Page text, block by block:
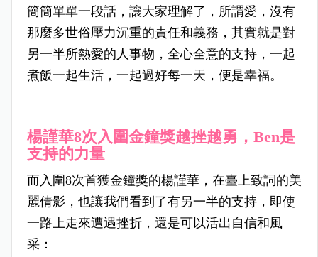
簡簡單單一段話，讓大家理解了，所謂愛，沒有
那麼多世俗壓力沉重的責任和義務，其實就是對
另一半所熱愛的人事物，全心全意的支持，一起
煮飯一起生活，一起過好每一天，便是幸福。
楊謹華8次入圍金鐘獎越挫越勇，Ben是
支持的力量
而入圍8次首獲金鐘獎的楊謹華，在臺上致詞的美
麗倩影，也讓我們看到了有另一半的支持，即使
一路上走來遭遇挫折，還是可以活出自信和風
采：